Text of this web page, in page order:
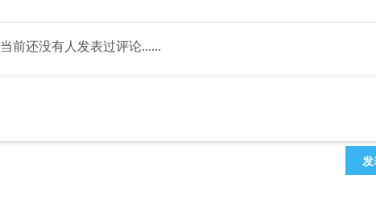
当前还没有人发表过评论......